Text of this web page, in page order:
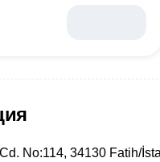
No:114, 34130 Fatih/